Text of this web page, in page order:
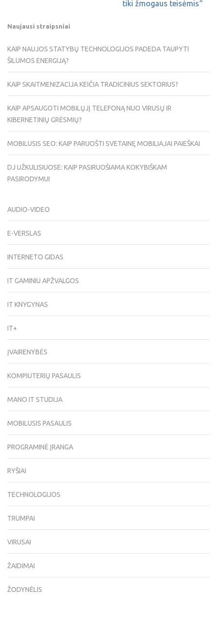
tiki žmogaus teisėmis“
Naujausi straipsniai
KAIP NAUJOS STATYBŲ TECHNOLOGIJOS PADEDA TAUPYTI
ŠILUMOS ENERGIJĄ?
KAIP SKAITMENIZACIJA KEIČIA TRADICINIUS SEKTORIUS?
KAIP APSAUGOTI MOBILŲJĮ TELEFONĄ NUO VIRUSŲ IR
KIBERNETINIŲ GRĖSMIŲ?
MOBILUSIS SEO: KAIP PARUOŠTI SVETAINĘ MOBILIAJAI PAIEŠKAI
DJ UŽKULISIUOSE: KAIP PASIRUOŠIAMA KOKYBIŠKAM
PASIRODYMUI
AUDIO-VIDEO
E-VERSLAS
INTERNETO GIDAS
IT GAMINIU APŽVALGOS
IT KNYGYNAS
IT+
ĮVAIRENYBĖS
KOMPIUTERIŲ PASAULIS
MANO IT STUDIJA
MOBILUSIS PASAULIS
PROGRAMINĖ ĮRANGA
RYŠIAI
TECHNOLOGIJOS
TRUMPAI
VIRUSAI
ŽAIDIMAI
ŽODYNĖLIS